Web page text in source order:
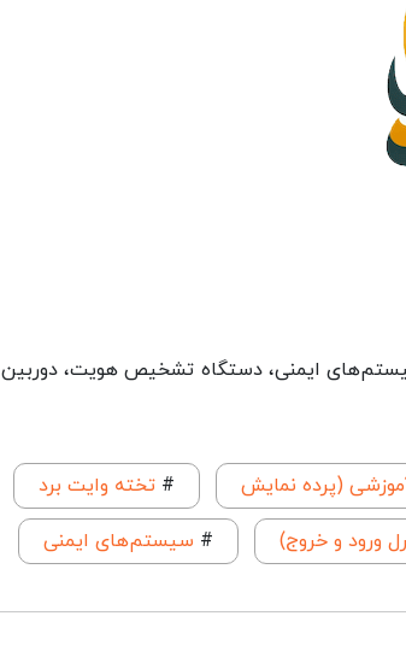
ایمنی، دستگاه تشخیص هویت، دوربین
(پرده نمایش # تخته وایت برد
ورود و خروج) # سیستم‌های ایمنی